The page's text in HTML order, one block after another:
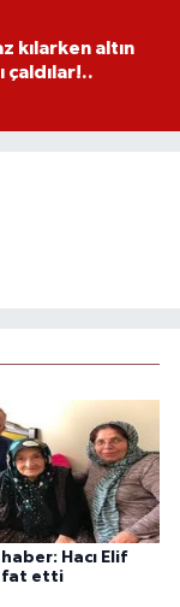
kılarken altın
çaldılar!..
Hacı Elif
etti